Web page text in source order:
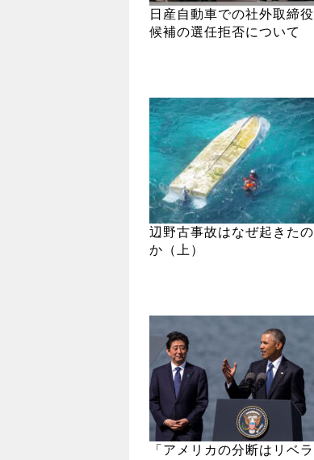
日産自動車での社外取締役
候補の選任拒否について
辺野古事故はなぜ起きたの
か（上）
「アメリカの分断はリベラ